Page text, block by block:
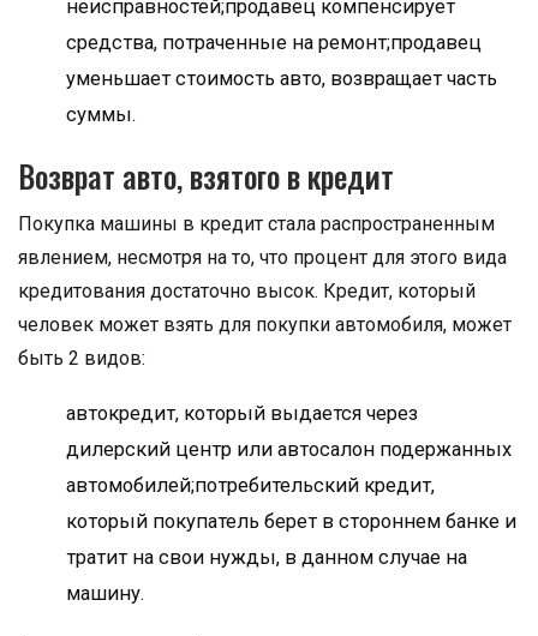
неисправностей;продавец компенсирует
средства, потраченные на ремонт;продавец
уменьшает стоимость авто, возвращает часть
суммы.
Возврат авто, взятого в кредит
Покупка машины в кредит стала распространенным
явлением, несмотря на то, что процент для этого вида
кредитования достаточно высок. Кредит, который
человек может взять для покупки автомобиля, может
быть 2 видов:
автокредит, который выдается через
дилерский центр или автосалон подержанных
автомобилей;потребительский кредит,
который покупатель берет в стороннем банке и
тратит на свои нужды, в данном случае на
машину.